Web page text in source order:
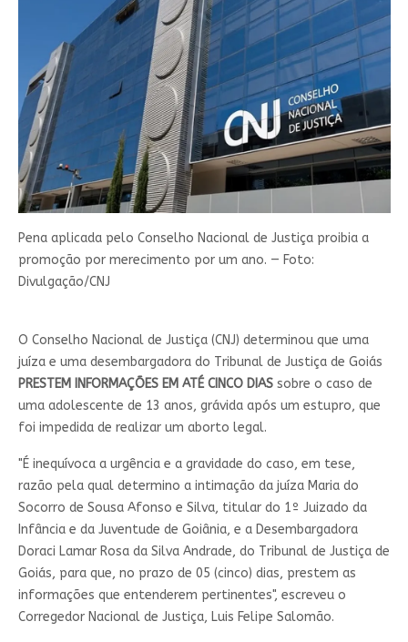
Pena aplicada pelo Conselho Nacional de Justiça proibia a
promoção por merecimento por um ano. — Foto:
Divulgação/CNJ
O Conselho Nacional de Justiça (CNJ) determinou que uma
juíza e uma desembargadora do Tribunal de Justiça de Goiás
PRESTEM INFORMAÇÕES EM ATÉ CINCO DIAS sobre o caso de
uma adolescente de 13 anos, grávida após um estupro, que
foi impedida de realizar um aborto legal.
"É inequívoca a urgência e a gravidade do caso, em tese,
razão pela qual determino a intimação da juíza Maria do
Socorro de Sousa Afonso e Silva, titular do 1º Juizado da
Infância e da Juventude de Goiânia, e a Desembargadora
Doraci Lamar Rosa da Silva Andrade, do Tribunal de Justiça de
Goiás, para que, no prazo de 05 (cinco) dias, prestem as
informações que entenderem pertinentes", escreveu o
Corregedor Nacional de Justiça, Luis Felipe Salomão.